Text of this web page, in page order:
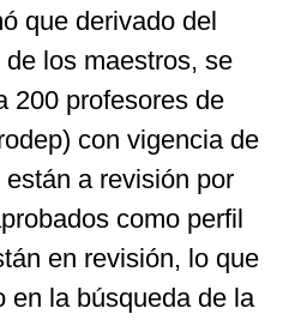
que derivado del
los maestros, se
200 profesores de
con vigencia de
a revisión por
como perfil
en revisión, lo que
en la búsqueda de la